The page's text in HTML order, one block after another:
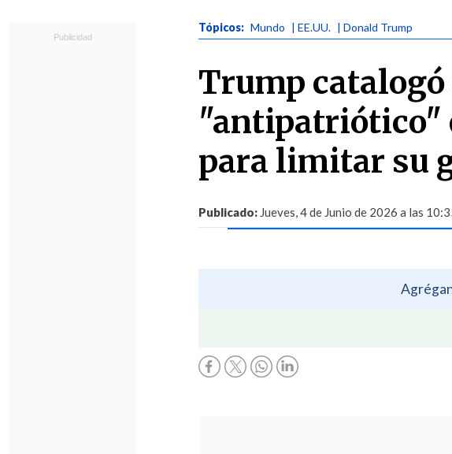
Tópicos: Mundo | EE.UU. | Donald Trump
Trump catalogó
"antipatriótico"
para limitar su
Publicado: Jueves, 4 de Junio de 2026 a las